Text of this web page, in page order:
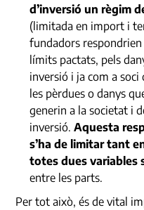
d’inversió un règim
(limitada en import i
fundadors
límits pactats, pels
inversió i ja com a
les pèrdues o danys
generin a la societat i
inversió.Aquesta
s’ha de limitar tant
totes dues variables
entre les parts.
Per tot això, és de vital